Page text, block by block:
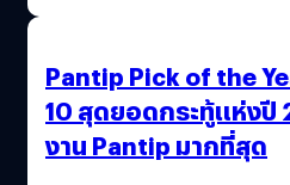
Pantip Pick of the
10 สุดยอดกระทู้แห่งปี
งาน Pantip มากที่สุด